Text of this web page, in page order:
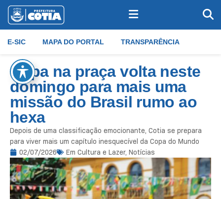
E-SIC MAPA DO PORTAL TRANSPARÊNCIA
Copa na praça volta neste
domingo para mais uma
missão do Brasil rumo ao
hexa
Depois de uma classificação emocionante, Cotia se prepara
para viver mais um capítulo inesquecível da Copa do Mundo
02/07/2026
Em Cultura e Lazer, Notícias